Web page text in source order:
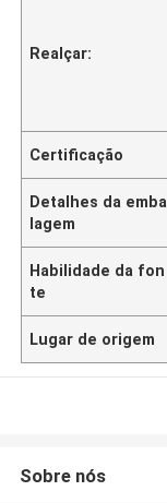
Realçar:
Certificação
Detalhes da emba
lagem
Habilidade da fon
te
Lugar de origem
Sobre nós